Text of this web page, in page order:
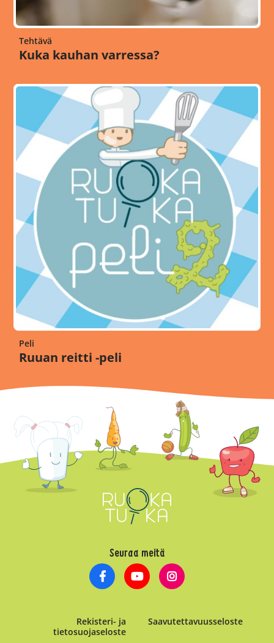
Tehtävä
Kuka kauhan varressa?
Peli
Ruuan reitti -peli
Seuraa meitä
Rekisteri- ja
tietosuojaseloste
Saavutettavuusseloste